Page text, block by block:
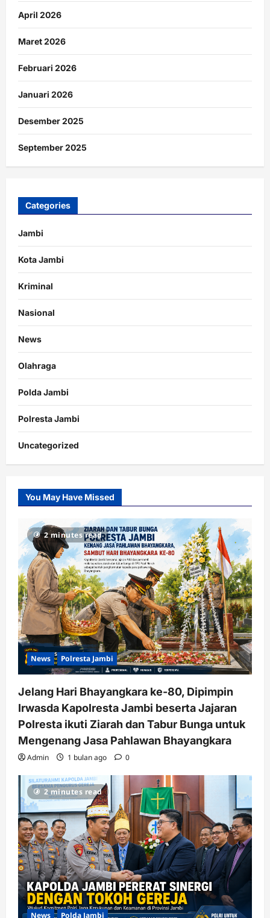
April 2026
Maret 2026
Februari 2026
Januari 2026
Desember 2025
September 2025
Categories
Jambi
Kota Jambi
Kriminal
Nasional
News
Olahraga
Polda Jambi
Polresta Jambi
Uncategorized
You May Have Missed
2 minutes read
News Polresta Jambi
Jelang Hari Bhayangkara ke-80, Dipimpin
Irwasda Kapolresta Jambi beserta Jajaran
Polresta ikuti Ziarah dan Tabur Bunga untuk
Mengenang Jasa Pahlawan Bhayangkara
Admin 1 bulan ago 0
2 minutes read
News Polda Jambi